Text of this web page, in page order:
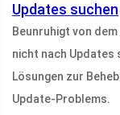
Updates suchen
Beunruhigt von
nicht nach Updates
Lösungen zur
Update-Problems.